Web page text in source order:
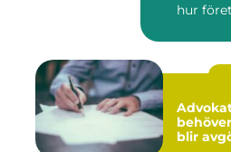
hur
Advokat
blir